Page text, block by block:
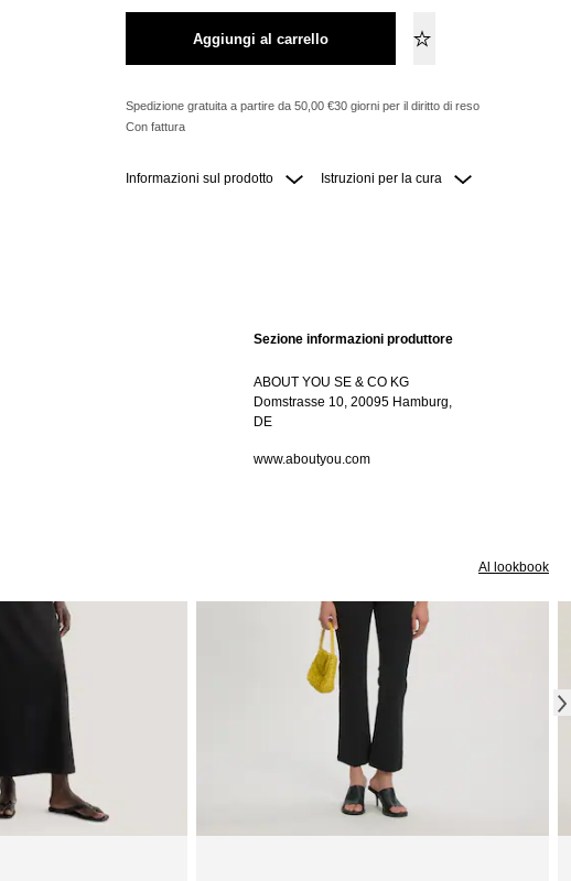
Aggiungi al carrello
Spedizione gratuita a partire da 50,00 €30 giorni per il diritto di reso
Con fattura
Informazioni sul prodotto Istruzioni per la cura
Sezione informazioni produttore
ABOUT YOU SE & CO KG
Domstrasse 10, 20095 Hamburg,
DE
www.aboutyou.com
Al lookbook